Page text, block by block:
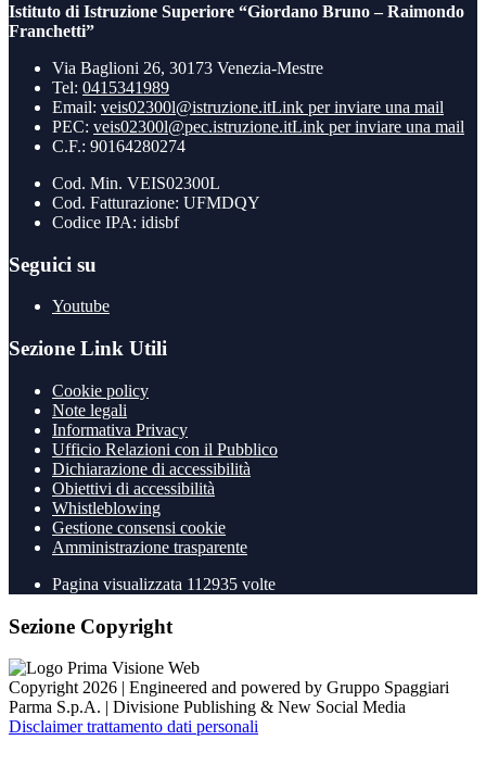
Istituto di Istruzione Superiore “Giordano Bruno – Raimondo
Franchetti”
Via Baglioni 26, 30173 Venezia-Mestre
Tel: 0415341989
Email: veis02300l@istruzione.itLink per inviare una mail
PEC: veis02300l@pec.istruzione.itLink per inviare una mail
C.F.: 90164280274
Cod. Min. VEIS02300L
Cod. Fatturazione: UFMDQY
Codice IPA: idisbf
Seguici su
Youtube
Sezione Link Utili
Cookie policy
Note legali
Informativa Privacy
Ufficio Relazioni con il Pubblico
Dichiarazione di accessibilità
Obiettivi di accessibilità
Whistleblowing
Gestione consensi cookie
Amministrazione trasparente
Pagina visualizzata 112935 volte
Sezione Copyright
Copyright 2026 | Engineered and powered by Gruppo Spaggiari
Parma S.p.A. | Divisione Publishing & New Social Media
Disclaimer trattamento dati personali